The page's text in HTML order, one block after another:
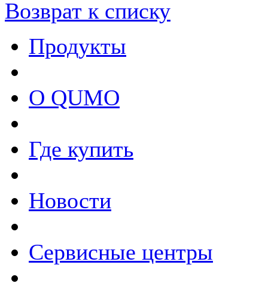
Возврат к списку
Продукты
О QUMO
Где купить
Новости
Сервисные центры